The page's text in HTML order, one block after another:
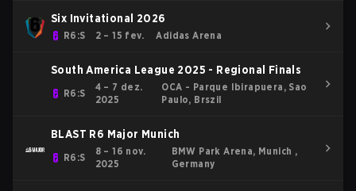
Six Invitational 2026
R6:S 2 – 15 fev. Adidas Arena
South America League 2025 - Regional Finals
R6:S
4 – 7 dez.
2025
OCA - Parque Ibirapuera, Sao
Paulo, Brszil
BLAST R6 Major Munich
R6:S
8 – 16 nov.
2025
BMW Park Arena, Munich ,
Germany